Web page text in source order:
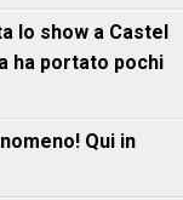
lo show a Castel
ha portato pochi
Qui in